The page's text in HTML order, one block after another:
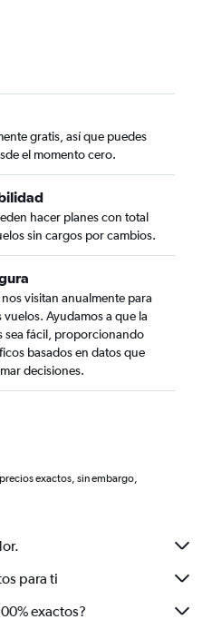
gratis, así que puedes
el momento cero.
hacer planes con total
sin cargos por cambios.
visitan anualmente para
Ayudamos a que la
sea fácil, proporcionando
basados en datos que
decisiones.
exactos, sin embargo,
para ti
exactos?